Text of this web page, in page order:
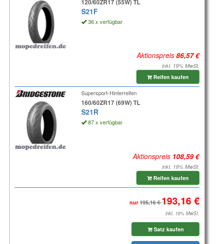
120/60ZR17 (55W) TL
S21F
36 x verfügbar
Aktionspreis
inkl. 19% MwSt.
Reifen kaufen
Supersport-Hinterreifen
160/60ZR17 (69W) TL
S21R
87 x verfügbar
Aktionspreis
inkl. 19% MwSt.
Reifen kaufen
nur
inkl. 19% MwSt.
Satz kaufen